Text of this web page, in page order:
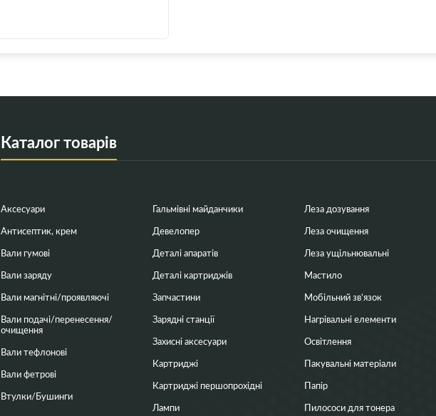
Каталог товарів
Аксесуари
Антисептик, крем
Вали гумові
Вали заряду
Вали магнітні/проявляючі
Вали подачі/перенесення/
очищення
Вали тефлонові
Вали фетрові
Втулки/Бушинги
Гальмівні майданчики
Девелопер
Деталі апаратів
Деталі картриджів
Запчастини
Зарядні станції
Захисні аксесуари
Картриджі
Картриджі першопрохідні
Лампи
Леза дозування
Леза очищення
Леза ущільнювальні
Мастило
Мобільний зв’язок
Нагрівальні елементи
Освітлення
Пакувальні матеріали
Папір
Пилососи для тонера